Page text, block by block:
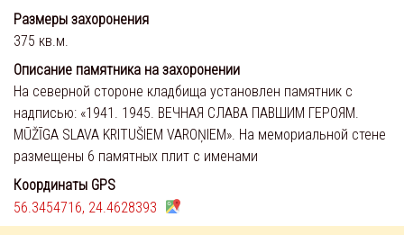
Размеры захоронения
375 кв.м.
Описание памятника на захоронении
На северной стороне кладбища установлен памятник с
надписью: «1941. 1945. ВЕЧНАЯ СЛАВА ПАВШИМ ГЕРОЯМ.
MŪŽĪGA SLAVA KRITUŠIEM VAROŅIEM». На мемориальной стене
размещены 6 памятных плит с именами
Координаты GPS
56.3454716, 24.4628393